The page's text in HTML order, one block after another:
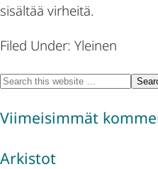
sisältää virheitä.
Filed Under: Yleinen
Viimeisimmät
Arkistot